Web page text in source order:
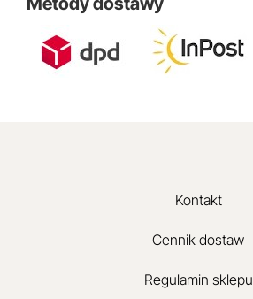
Kontakt
Cennik dostaw
Regulamin sklepu